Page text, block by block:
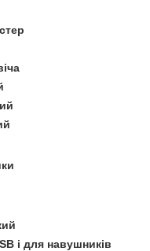
і для навушників